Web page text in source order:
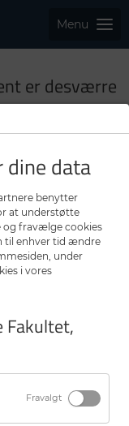
Menu
er desværre
er slået til.
for Cookies.
dine data
benytter
at understøtte
og fravælge cookies
til enhver tid ændre
under
i vores
Fakultet,
Fravalgt